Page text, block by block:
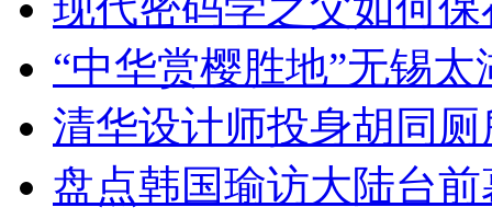
“中华赏樱胜地”无锡
清华设计师投身胡同
盘点韩国瑜访大陆台